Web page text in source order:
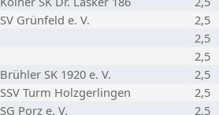
SV Grünfeld e. V. 2,5
2,5
2,5
Brühler SK 1920 e. V. 2,5
SSV Turm Holzgerlingen 2,5
SG Porz e. V. 2,5